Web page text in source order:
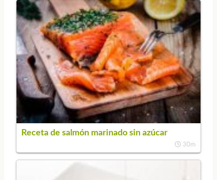
Receta de salmón marinado sin azúcar
30m